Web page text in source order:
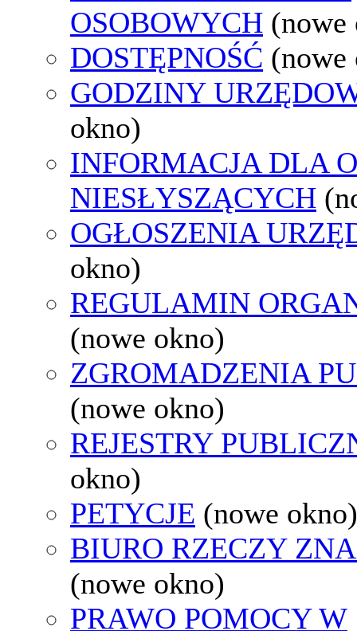
OSOBOWYCH (nowe
DOSTĘPNOŚĆ (nowe
GODZINY
okno)
INFORMACJA DLA
NIESŁYSZĄCYCH
OGŁOSZENIA
okno)
REGULAMIN
(nowe okno)
ZGROMADZENIA
(nowe okno)
REJESTRY
okno)
PETYCJE (nowe okno)
BIURO RZECZY
(nowe okno)
PRAWO POMOCY W